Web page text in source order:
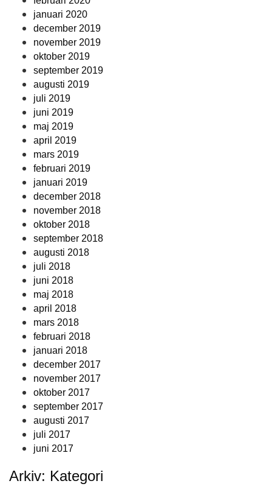
januari 2020
december 2019
november 2019
oktober 2019
september 2019
augusti 2019
juli 2019
juni 2019
maj 2019
april 2019
mars 2019
februari 2019
januari 2019
december 2018
november 2018
oktober 2018
september 2018
augusti 2018
juli 2018
juni 2018
maj 2018
april 2018
mars 2018
februari 2018
januari 2018
december 2017
november 2017
oktober 2017
september 2017
augusti 2017
juli 2017
juni 2017
Arkiv: Kategori